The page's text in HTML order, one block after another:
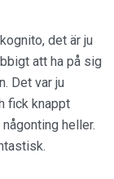
det är ju
att ha på sig
Det var ju
fick knappt
heller.